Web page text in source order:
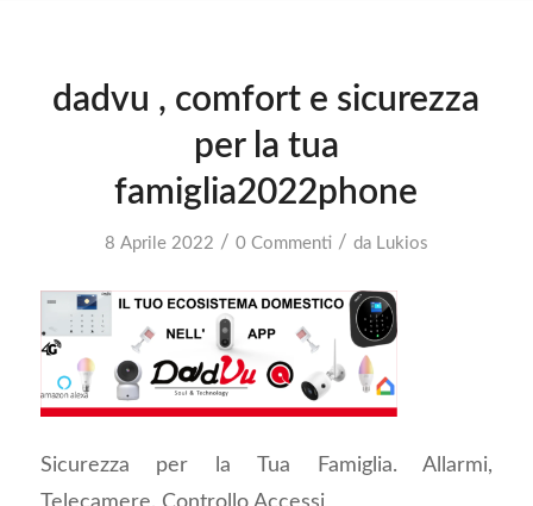
dadvu , comfort e sicurezza
per la tua
famiglia2022phone
8 Aprile 2022 / 0 Commenti / da Lukios
Sicurezza per la Tua Famiglia. Allarmi,